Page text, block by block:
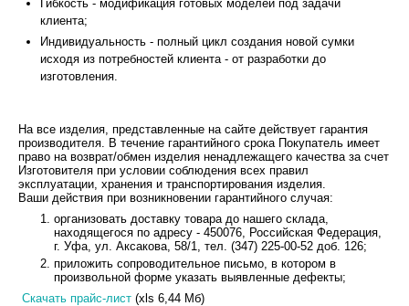
Гибкость - модификация готовых моделей под задачи
клиента;
Индивидуальность - полный цикл создания новой сумки
исходя из потребностей клиента - от разработки до
изготовления.
На все изделия, представленные на сайте действует гарантия
производителя. В течение гарантийного срока Покупатель имеет
право на возврат/обмен изделия ненадлежащего качества за счет
Изготовителя при условии соблюдения всех правил
эксплуатации, хранения и транспортирования изделия.
Ваши действия при возникновении гарантийного случая:
организовать доставку товара до нашего склада,
находящегося по адресу - 450076, Российская Федерация,
г. Уфа, ул. Аксакова, 58/1, тел. (347) 225-00-52 доб. 126;
приложить сопроводительное письмо, в котором в
произвольной форме указать выявленные дефекты;
Скачать прайс-лист (xls 6,44 Мб)